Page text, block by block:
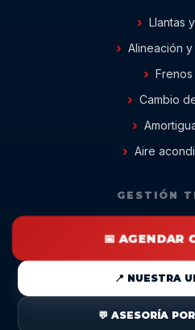
Llantas
Alineación
Frenos
Cambio
Aire
GESTIÓN
📅 AGENDAR
📍 NUESTRA
💬 ASESORÍA